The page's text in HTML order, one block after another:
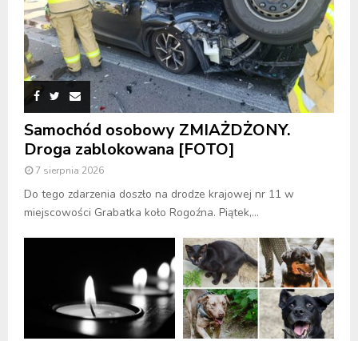
Samochód osobowy ZMIAŻDŻONY.
Droga zablokowana [FOTO]
7 sierpnia 2026
Do tego zdarzenia doszło na drodze krajowej nr 11 w
miejscowości Grabatka koło Rogoźna. Piątek,...